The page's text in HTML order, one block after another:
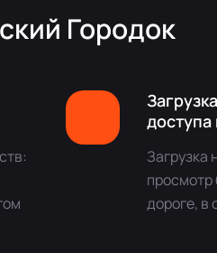
Городок
доступа
Загрузка
просмотр
дороге, в